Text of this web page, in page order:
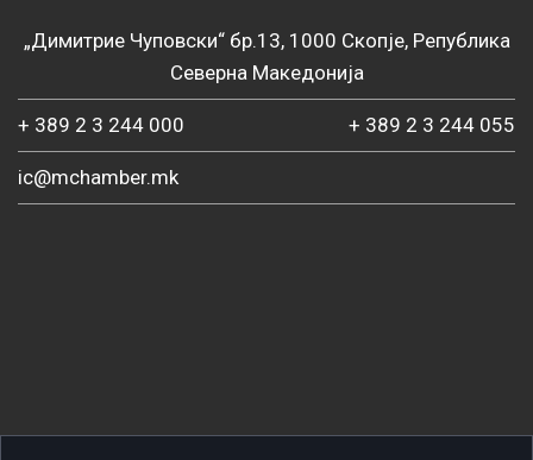
„Димитрие Чуповски“ бр.13, 1000 Скопје, Република
Северна Македонија
+ 389 2 3 244 000 + 389 2 3 244 055
ic@mchamber.mk